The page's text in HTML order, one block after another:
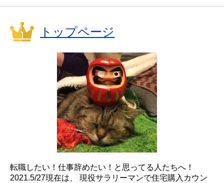
トップページ
転職したい！仕事辞めたい！と思ってる人たちへ！
2021.5/27現在は、 現役サラリーマンで住宅購入カウン